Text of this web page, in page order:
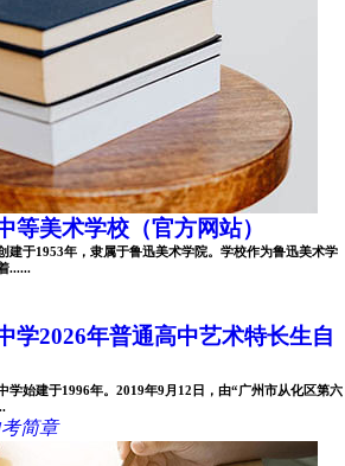
等美术学校（官方网站）
建于1953年，隶属于鲁迅美术学院。学校作为鲁迅美术学
......
学2026年普通高中艺术特长生自
学始建于1996年。2019年9月12日，由“广州市从化区第六
简章